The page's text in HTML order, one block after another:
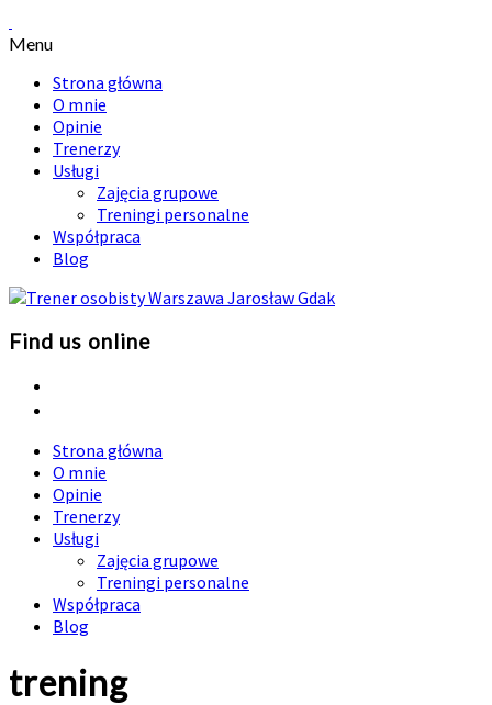
Menu
Strona główna
O mnie
Opinie
Trenerzy
Usługi
Zajęcia grupowe
Treningi personalne
Współpraca
Blog
Find us online
Strona główna
O mnie
Opinie
Trenerzy
Usługi
Zajęcia grupowe
Treningi personalne
Współpraca
Blog
trening